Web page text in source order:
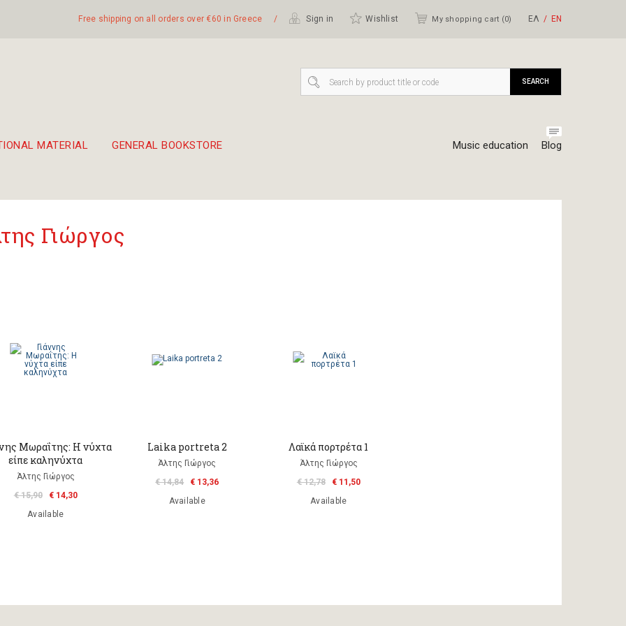
Free shipping on all orders over €60 in Greece / Sign in Wishlist My shopping cart (0) ΕΛ ΕΝ
MATERIAL GENERAL BOOKSTORE Music education Blog
SEARCH
Γιώργος
Μωραΐτης: Η νύχτα
είπε καληνύχτα
Άλτης Γιώργος
€ 15,90
€ 14,30
Available
Laika portreta 2
Άλτης Γιώργος
€ 14,84
€ 13,36
Available
Λαϊκά πορτρέτα 1
Άλτης Γιώργος
€ 12,78
€ 11,50
Available